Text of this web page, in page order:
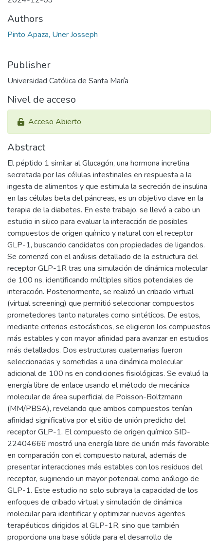
Authors
Pinto Apaza, Uner Josseph
Publisher
Universidad Católica de Santa María
Nivel de acceso
Acceso Abierto
Abstract
El péptido 1 similar al Glucagón, una hormona incretina
secretada por las células intestinales en respuesta a la
ingesta de alimentos y que estimula la secreción de insulina
en las células beta del páncreas, es un objetivo clave en la
terapia de la diabetes. En este trabajo, se llevó a cabo un
estudio in silico para evaluar la interacción de posibles
compuestos de origen químico y natural con el receptor
GLP-1, buscando candidatos con propiedades de ligandos.
Se comenzó con el análisis detallado de la estructura del
receptor GLP-1R tras una simulación de dinámica molecular
de 100 ns, identificando múltiples sitios potenciales de
interacción. Posteriormente, se realizó un cribado virtual
(virtual screening) que permitió seleccionar compuestos
prometedores tanto naturales como sintéticos. De estos,
mediante criterios estocásticos, se eligieron los compuestos
más estables y con mayor afinidad para avanzar en estudios
más detallados. Dos estructuras cuaternarias fueron
seleccionadas y sometidas a una dinámica molecular
adicional de 100 ns en condiciones fisiológicas. Se evaluó la
energía libre de enlace usando el método de mecánica
molecular de área superficial de Poisson-Boltzmann
(MM/PBSA), revelando que ambos compuestos tenían
afinidad significativa por el sitio de unión predicho del
receptor GLP-1. El compuesto de origen químico SID-
22404666 mostró una energía libre de unión más favorable
en comparación con el compuesto natural, además de
presentar interacciones más estables con los residuos del
receptor, sugiriendo un mayor potencial como análogo de
GLP-1. Este estudio no solo subraya la capacidad de los
enfoques de cribado virtual y simulación de dinámica
molecular para identificar y optimizar nuevos agentes
terapéuticos dirigidos al GLP-1R, sino que también
proporciona una base sólida para el desarrollo de